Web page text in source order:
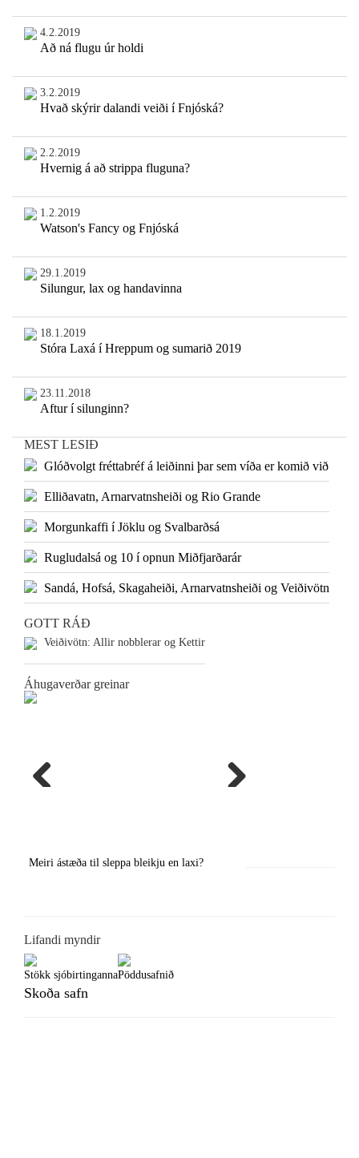
4.2.2019
Að ná flugu úr holdi
3.2.2019
Hvað skýrir dalandi veiði í Fnjóská?
2.2.2019
Hvernig á að strippa fluguna?
1.2.2019
Watson's Fancy og Fnjóská
29.1.2019
Silungur, lax og handavinna
18.1.2019
Stóra Laxá í Hreppum og sumarið 2019
23.11.2018
Aftur í silunginn?
MEST LESIÐ
Glóðvolgt fréttabréf á leiðinni þar sem víða er komið við
Elliðavatn, Arnarvatnsheiði og Rio Grande
Morgunkaffi í Jöklu og Svalbarðsá
Rugludalsá og 10 í opnun Miðfjarðarár
Sandá, Hofsá, Skagaheiði, Arnarvatnsheiði og Veiðivötn
GOTT RÁÐ
Veiðivötn: Allir nobblerar og Kettir
Áhugaverðar greinar
Meiri ástæða til sleppa bleikju en laxi?
Lifandi myndir
Stökk sjóbirtingannaPöddusafnið
Skoða safn